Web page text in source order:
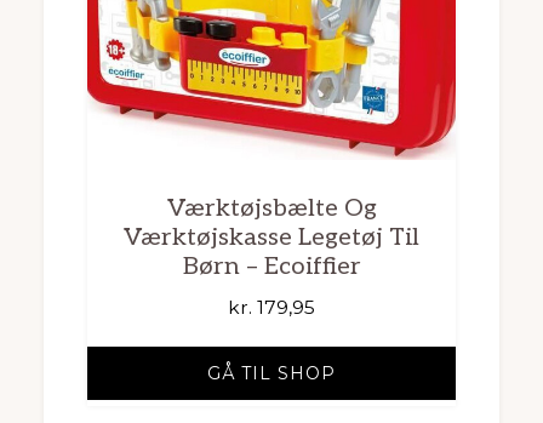
Værktøjsbælte Og
Værktøjskasse Legetøj Til
Børn – Ecoiffier
kr. 179,95
GÅ TIL SHOP